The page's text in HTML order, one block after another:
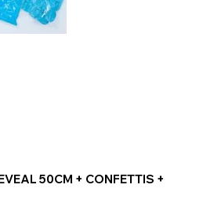
50CM + CONFETTIS +